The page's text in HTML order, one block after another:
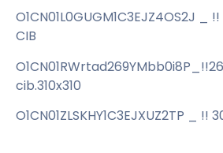
O1CN01L0GUGM1C3EJZ4OS2J _
CIB
cib.310x310
O1CN01ZLSKHY1C3EJXUZ2TP _